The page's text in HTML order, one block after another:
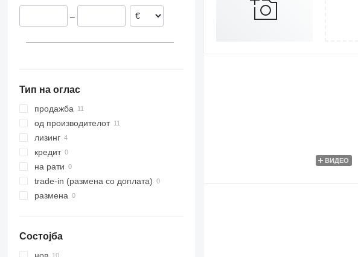
Обединето Кралство
Словачка
–
Тип на оглас
продажба
од производителот
лизинг
кредит
на рати
trade-in (размена со доплата)
размена
Состојба
ВИДЕО